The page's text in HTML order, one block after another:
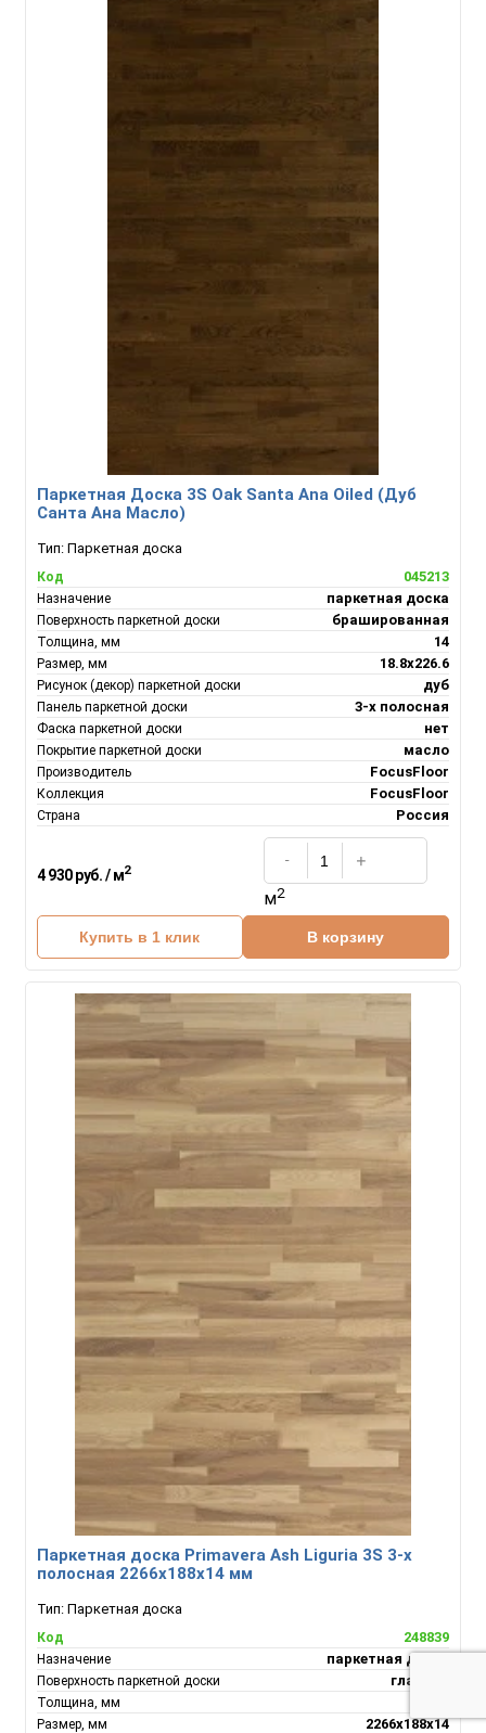
Паркетная Доска 3S Oak Santa Ana Oiled (Дуб
Санта Ана Масло)
Тип: Паркетная доска
Код 045213
Назначение паркетная доска
Поверхность паркетной доски брашированная
Толщина, мм 14
Размер, мм 18.8х226.6
Рисунок (декор) паркетной доски дуб
Панель паркетной доски 3-х полосная
Фаска паркетной доски нет
Покрытие паркетной доски масло
Производитель FocusFloor
Коллекция FocusFloor
Страна Россия
4 930 руб. / м2
м2
Купить в 1 клик В корзину
Паркетная доска Primavera Ash Liguria 3S 3-х
полосная 2266х188х14 мм
Тип: Паркетная доска
Код 248839
Назначение паркетная доска
Поверхность паркетной доски гладкая
Толщина, мм
Размер, мм 2266х188х14